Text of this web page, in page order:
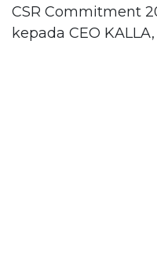
CSR Commitment
kepada CEO KALLA,